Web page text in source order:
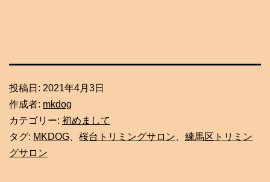
投稿日: 2021年4月3日
作成者: mkdog
カテゴリー: 初めまして
タグ: MKDOG、 桜台トリミングサロン、 練馬区トリミン
グサロン